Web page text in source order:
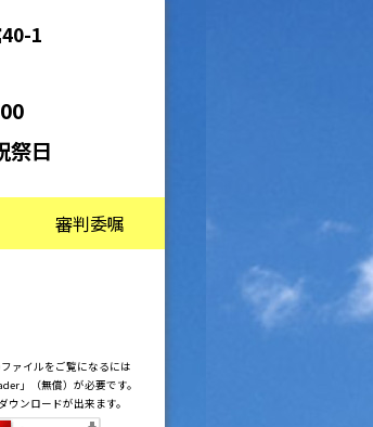
1
祭日
審判委嘱
ァイルをご覧になるには
」（無償）が必要です。
ウンロードが出来ます。